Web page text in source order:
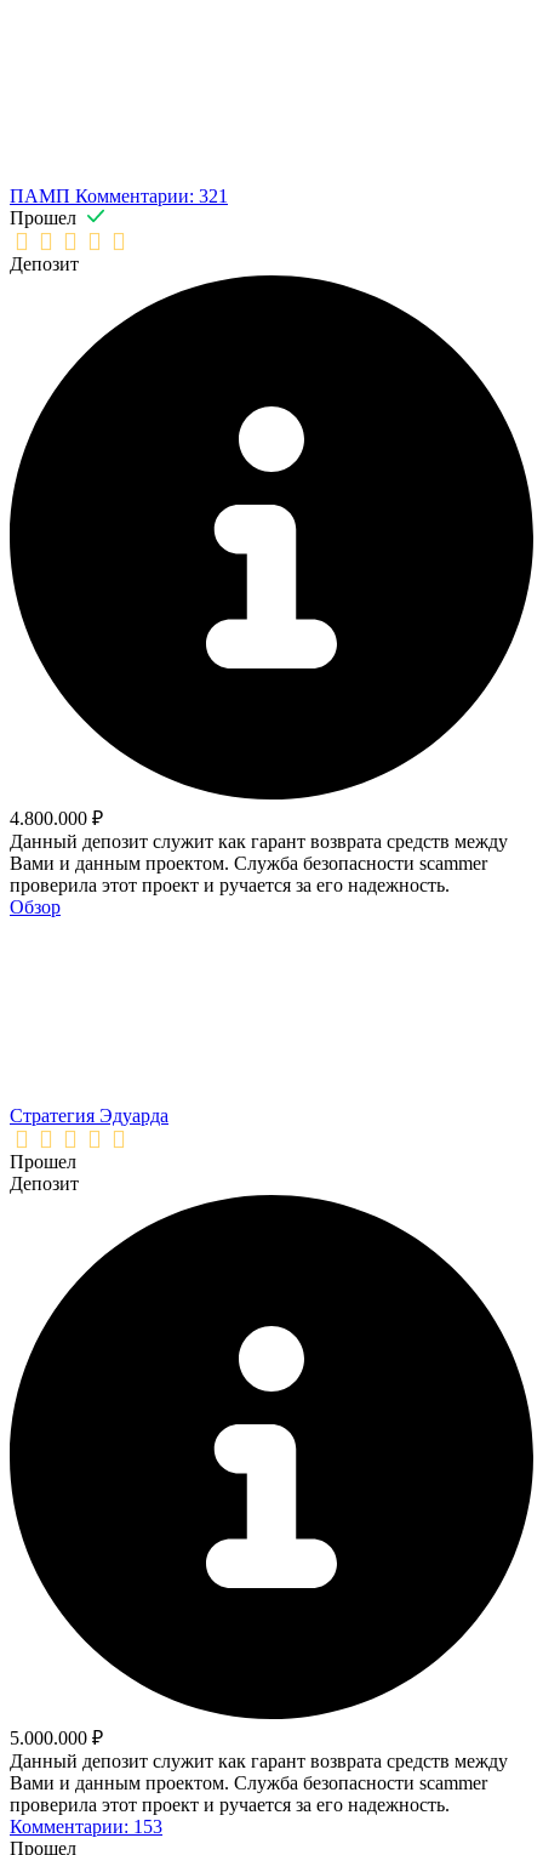
ПАМП Комментарии: 321
Прошел
Депозит
4.800.000 ₽
Данный депозит служит как гарант возврата средств между
Вами и данным проектом. Служба безопасности scammer
проверила этот проект и ручается за его надежность.
Обзор
Стратегия Эдуарда
Прошел
Депозит
5.000.000 ₽
Данный депозит служит как гарант возврата средств между
Вами и данным проектом. Служба безопасности scammer
проверила этот проект и ручается за его надежность.
Комментарии: 153
Прошел